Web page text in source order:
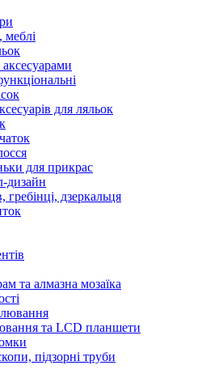
для ляльок
для прикрас
дизайн
гребінці, дзеркальця
та алмазна мозаїка
та LCD планшети
підзорні труби